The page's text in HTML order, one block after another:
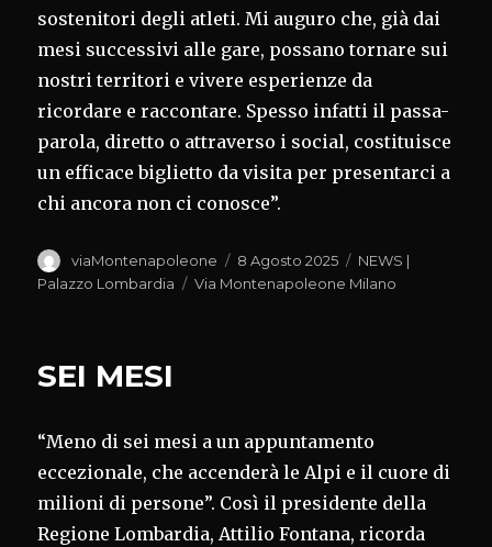
sostenitori degli atleti. Mi auguro che, già dai
mesi successivi alle gare, possano tornare sui
nostri territori e vivere esperienze da
ricordare e raccontare. Spesso infatti il passa-
parola, diretto o attraverso i social, costituisce
un efficace biglietto da visita per presentarci a
chi ancora non ci conosce”.
Autore
viaMontenapoleone
Pubblicato
il
8 Agosto 2025 Categorie
NEWS |
Palazzo Lombardia
Tag
Via Montenapoleone Milano
SEI MESI
“Meno di sei mesi a un appuntamento
eccezionale, che accenderà le Alpi e il cuore di
milioni di persone”. Così il presidente della
Regione Lombardia, Attilio Fontana, ricorda